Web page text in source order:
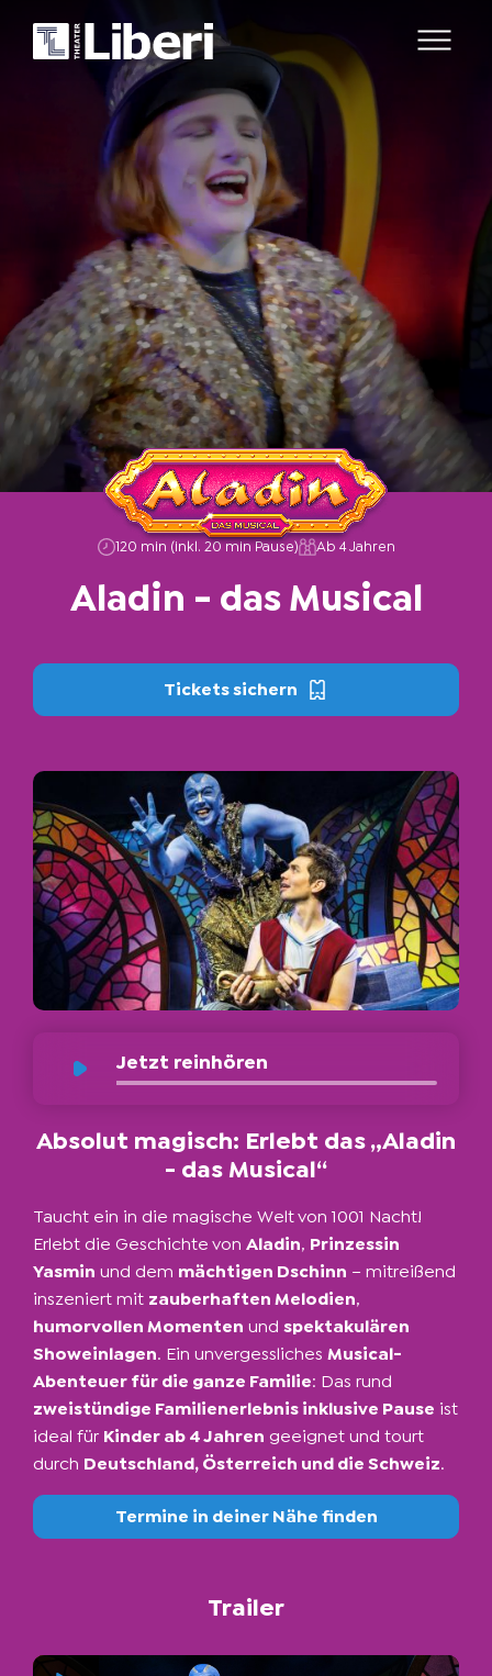
120 min (inkl. 20 min Pause) Ab 4 Jahren
Aladin - das Musical
Tickets sichern
Jetzt reinhören
Absolut magisch: Erlebt das „Aladin
- das Musical“
Taucht ein in die magische Welt von 1001 Nacht!
Erlebt die Geschichte von Aladin, Prinzessin
Yasmin und dem mächtigen Dschinn – mitreißend
inszeniert mit zauberhaften Melodien,
humorvollen Momenten und spektakulären
Showeinlagen. Ein unvergessliches Musical-
Abenteuer für die ganze Familie: Das rund
zweistündige Familienerlebnis inklusive Pause ist
ideal für Kinder ab 4 Jahren geeignet und tourt
durch Deutschland, Österreich und die Schweiz.
Termine in deiner Nähe finden
Trailer